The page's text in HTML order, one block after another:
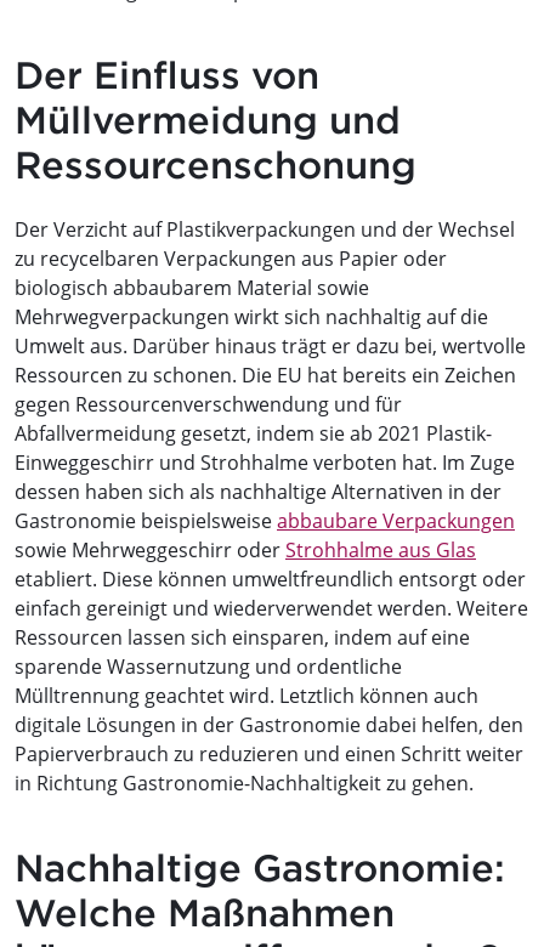
Der Einfluss von
Müllvermeidung und
Ressourcenschonung
Der Verzicht auf Plastikverpackungen und der Wechsel
zu recycelbaren Verpackungen aus Papier oder
biologisch abbaubarem Material sowie
Mehrwegverpackungen wirkt sich nachhaltig auf die
Umwelt aus. Darüber hinaus trägt er dazu bei, wertvolle
Ressourcen zu schonen. Die EU hat bereits ein Zeichen
gegen Ressourcenverschwendung und für
Abfallvermeidung gesetzt, indem sie ab 2021 Plastik-
Einweggeschirr und Strohhalme verboten hat. Im Zuge
dessen haben sich als nachhaltige Alternativen in der
Gastronomie beispielsweiseabbaubare Verpackungen
sowie Mehrweggeschirr oderStrohhalme aus Glas
etabliert. Diese können umweltfreundlich entsorgt oder
einfach gereinigt und wiederverwendet werden. Weitere
Ressourcen lassen sich einsparen, indem auf eine
sparende Wassernutzung und ordentliche
Mülltrennung geachtet wird. Letztlich können auch
digitale Lösungen in der Gastronomie dabei helfen, den
Papierverbrauch zu reduzieren und einen Schritt weiter
in Richtung Gastronomie-Nachhaltigkeit zu gehen.
Nachhaltige Gastronomie:
Welche Maßnahmen